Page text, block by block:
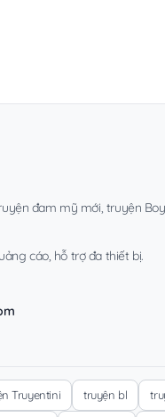
đam mỹ mới, truyện
cáo, hỗ trợ đa thiết bị.
Truyentini truyện bl